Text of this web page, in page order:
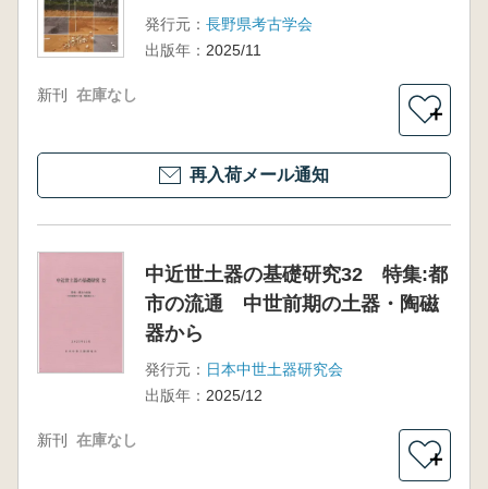
発行元： 長野県考古学会
出版年： 2025/11
新刊 在庫なし
＋
再入荷メール通知
中近世土器の基礎研究32 特集:都
市の流通 中世前期の土器・陶磁
器から
発行元： 日本中世土器研究会
出版年： 2025/12
新刊 在庫なし
＋